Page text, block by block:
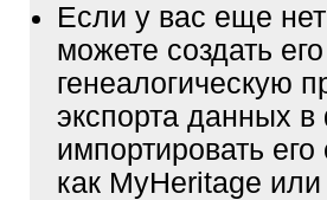
Если у вас еще
можете создать
генеалогическую
экспорта данных
импортировать
как MyHeritage